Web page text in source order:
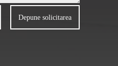
Depune solicitarea